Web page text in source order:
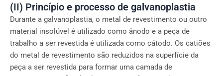
(II) Princípio e processo de galvanoplastia
Durante a galvanoplastia, o metal de revestimento ou outro
material insolúvel é utilizado como ânodo e a peça de
trabalho a ser revestida é utilizada como cátodo. Os catiões
do metal de revestimento são reduzidos na superfície da
peça a ser revestida para formar uma camada de